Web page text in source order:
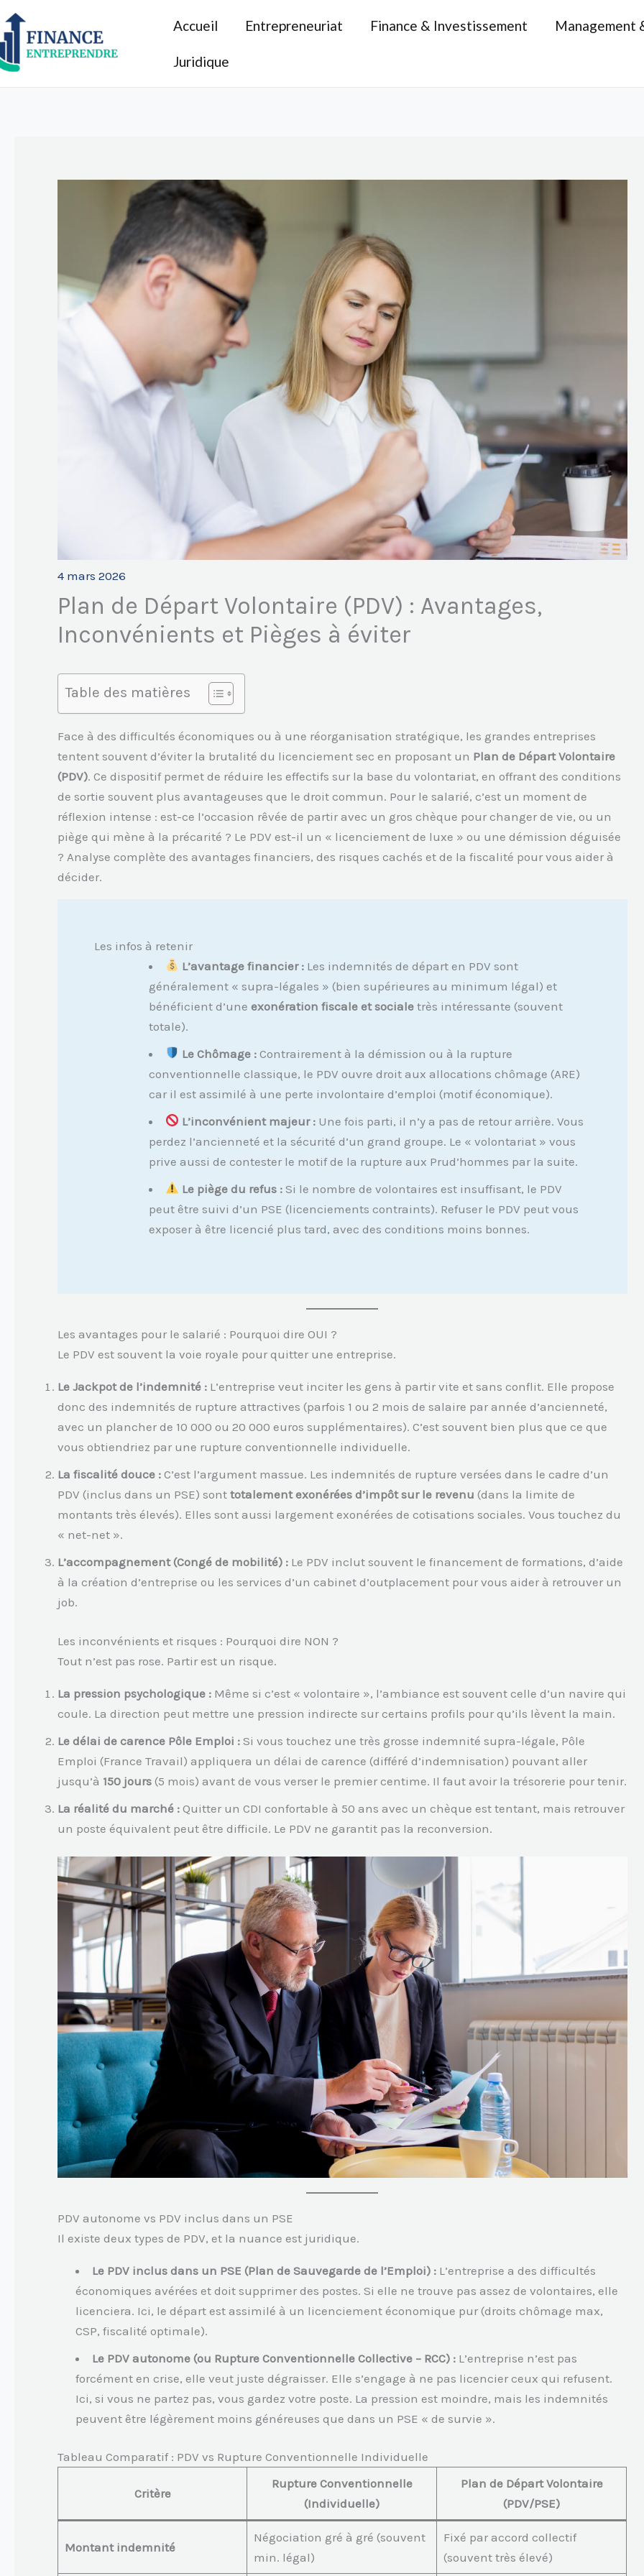
Aller
au
contenu
Accueil Entrepreneuriat Finance & Investissement Management
Juridique
4 mars 2026
Plan de Départ Volontaire (PDV) : Avantages,
Inconvénients et Pièges à éviter
Table des matières
Face à des difficultés économiques ou à une réorganisation stratégique, les grandes entreprises
tentent souvent d’éviter la brutalité du licenciement sec en proposant un Plan de Départ Volontaire
(PDV). Ce dispositif permet de réduire les effectifs sur la base du volontariat, en offrant des conditions
de sortie souvent plus avantageuses que le droit commun. Pour le salarié, c’est un moment de
réflexion intense : est-ce l’occasion rêvée de partir avec un gros chèque pour changer de vie, ou un
piège qui mène à la précarité ? Le PDV est-il un « licenciement de luxe » ou une démission déguisée
? Analyse complète des avantages financiers, des risques cachés et de la fiscalité pour vous aider à
décider.
Les infos à retenir
L’avantage financier : Les indemnités de départ en PDV sont
généralement « supra-légales » (bien supérieures au minimum légal) et
bénéficient d’une exonération fiscale et sociale très intéressante (souvent
totale).
Le Chômage : Contrairement à la démission ou à la rupture
conventionnelle classique, le PDV ouvre droit aux allocations chômage (ARE)
car il est assimilé à une perte involontaire d’emploi (motif économique).
L’inconvénient majeur : Une fois parti, il n’y a pas de retour arrière. Vous
perdez l’ancienneté et la sécurité d’un grand groupe. Le « volontariat » vous
prive aussi de contester le motif de la rupture aux Prud’hommes par la suite.
Le piège du refus : Si le nombre de volontaires est insuffisant, le PDV
peut être suivi d’un PSE (licenciements contraints). Refuser le PDV peut vous
exposer à être licencié plus tard, avec des conditions moins bonnes.
Les avantages pour le salarié : Pourquoi dire OUI ?
Le PDV est souvent la voie royale pour quitter une entreprise.
Le Jackpot de l’indemnité : L’entreprise veut inciter les gens à partir vite et sans conflit. Elle propose
donc des indemnités de rupture attractives (parfois 1 ou 2 mois de salaire par année d’ancienneté,
avec un plancher de 10 000 ou 20 000 euros supplémentaires). C’est souvent bien plus que ce que
vous obtiendriez par une rupture conventionnelle individuelle.
La fiscalité douce : C’est l’argument massue. Les indemnités de rupture versées dans le cadre d’un
PDV (inclus dans un PSE) sont totalement exonérées d’impôt sur le revenu (dans la limite de
montants très élevés). Elles sont aussi largement exonérées de cotisations sociales. Vous touchez du
« net-net ».
L’accompagnement (Congé de mobilité) : Le PDV inclut souvent le financement de formations, d’aide
à la création d’entreprise ou les services d’un cabinet d’outplacement pour vous aider à retrouver un
job.
Les inconvénients et risques : Pourquoi dire NON ?
Tout n’est pas rose. Partir est un risque.
La pression psychologique : Même si c’est « volontaire », l’ambiance est souvent celle d’un navire qui
coule. La direction peut mettre une pression indirecte sur certains profils pour qu’ils lèvent la main.
Le délai de carence Pôle Emploi : Si vous touchez une très grosse indemnité supra-légale, Pôle
Emploi (France Travail) appliquera un délai de carence (différé d’indemnisation) pouvant aller
jusqu’à 150 jours (5 mois) avant de vous verser le premier centime. Il faut avoir la trésorerie pour tenir.
La réalité du marché : Quitter un CDI confortable à 50 ans avec un chèque est tentant, mais retrouver
un poste équivalent peut être difficile. Le PDV ne garantit pas la reconversion.
PDV autonome vs PDV inclus dans un PSE
Il existe deux types de PDV, et la nuance est juridique.
Le PDV inclus dans un PSE (Plan de Sauvegarde de l’Emploi) : L’entreprise a des difficultés
économiques avérées et doit supprimer des postes. Si elle ne trouve pas assez de volontaires, elle
licenciera. Ici, le départ est assimilé à un licenciement économique pur (droits chômage max,
CSP, fiscalité optimale).
Le PDV autonome (ou Rupture Conventionnelle Collective – RCC) : L’entreprise n’est pas
forcément en crise, elle veut juste dégraisser. Elle s’engage à ne pas licencier ceux qui refusent.
Ici, si vous ne partez pas, vous gardez votre poste. La pression est moindre, mais les indemnités
peuvent être légèrement moins généreuses que dans un PSE « de survie ».
Tableau Comparatif : PDV vs Rupture Conventionnelle Individuelle
Critère
Rupture Conventionnelle
(Individuelle)
Plan de Départ Volontaire
(PDV/PSE)
Montant indemnité
Négociation gré à gré (souvent
min. légal)
Fixé par accord collectif
(souvent très élevé)